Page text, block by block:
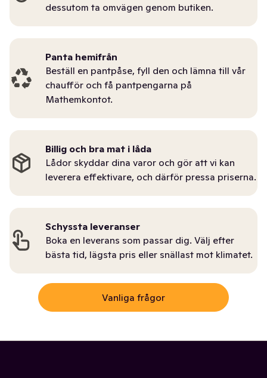
dessutom ta omvägen genom butiken.
Panta hemifrån
Beställ en pantpåse, fyll den och lämna till vår
chaufför och få pantpengarna på
Mathemkontot.
Billig och bra mat i låda
Lådor skyddar dina varor och gör att vi kan
leverera effektivare, och därför pressa priserna.
Schyssta leveranser
Boka en leverans som passar dig. Välj efter
bästa tid, lägsta pris eller snällast mot klimatet.
Vanliga frågor